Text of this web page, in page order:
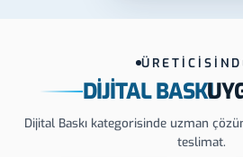
DIJITAL BASKI
Dijital Baskı kategorisinde uzman
teslimat.